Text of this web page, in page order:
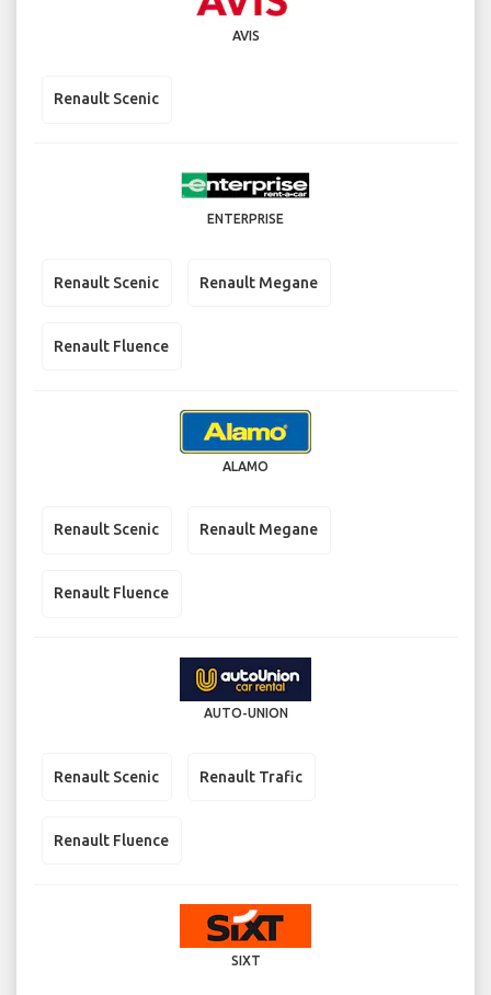
AVIS
Renault Scenic
ENTERPRISE
Renault Scenic Renault Megane
Renault Fluence
ALAMO
Renault Scenic Renault Megane
Renault Fluence
AUTO-UNION
Renault Scenic Renault Trafic
Renault Fluence
SIXT